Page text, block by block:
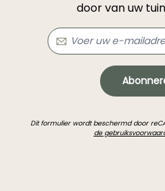
door van uw
Dit formulier wordt beschermd door
de